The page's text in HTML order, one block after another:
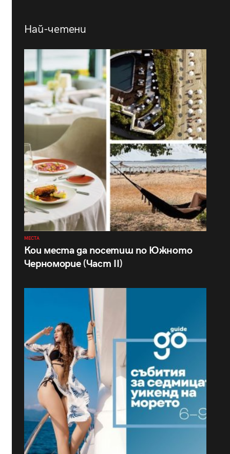
Най-четени
МЕСТА
Кои места да посетиш по Южното
Черноморие (Част II)